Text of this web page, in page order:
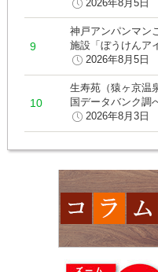
2026年8月5日
神戸アンパンマン
施設「ぼうけんア
2026年8月5日
生寿苑（猿ヶ京温
国データバンク調
2026年8月3日